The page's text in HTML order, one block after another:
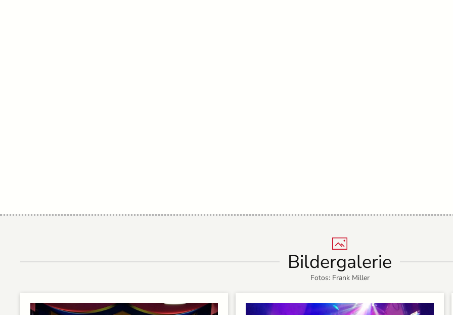
Bildergalerie
Fotos: Frank Miller